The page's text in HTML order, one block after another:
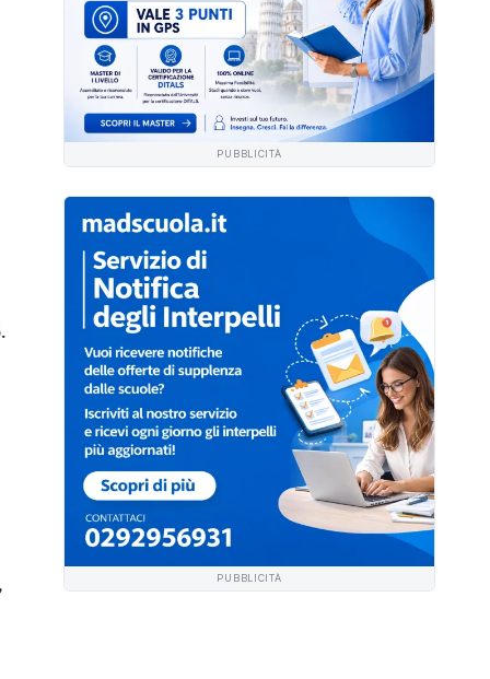
.
PUBBLICITÀ
PUBBLICITÀ